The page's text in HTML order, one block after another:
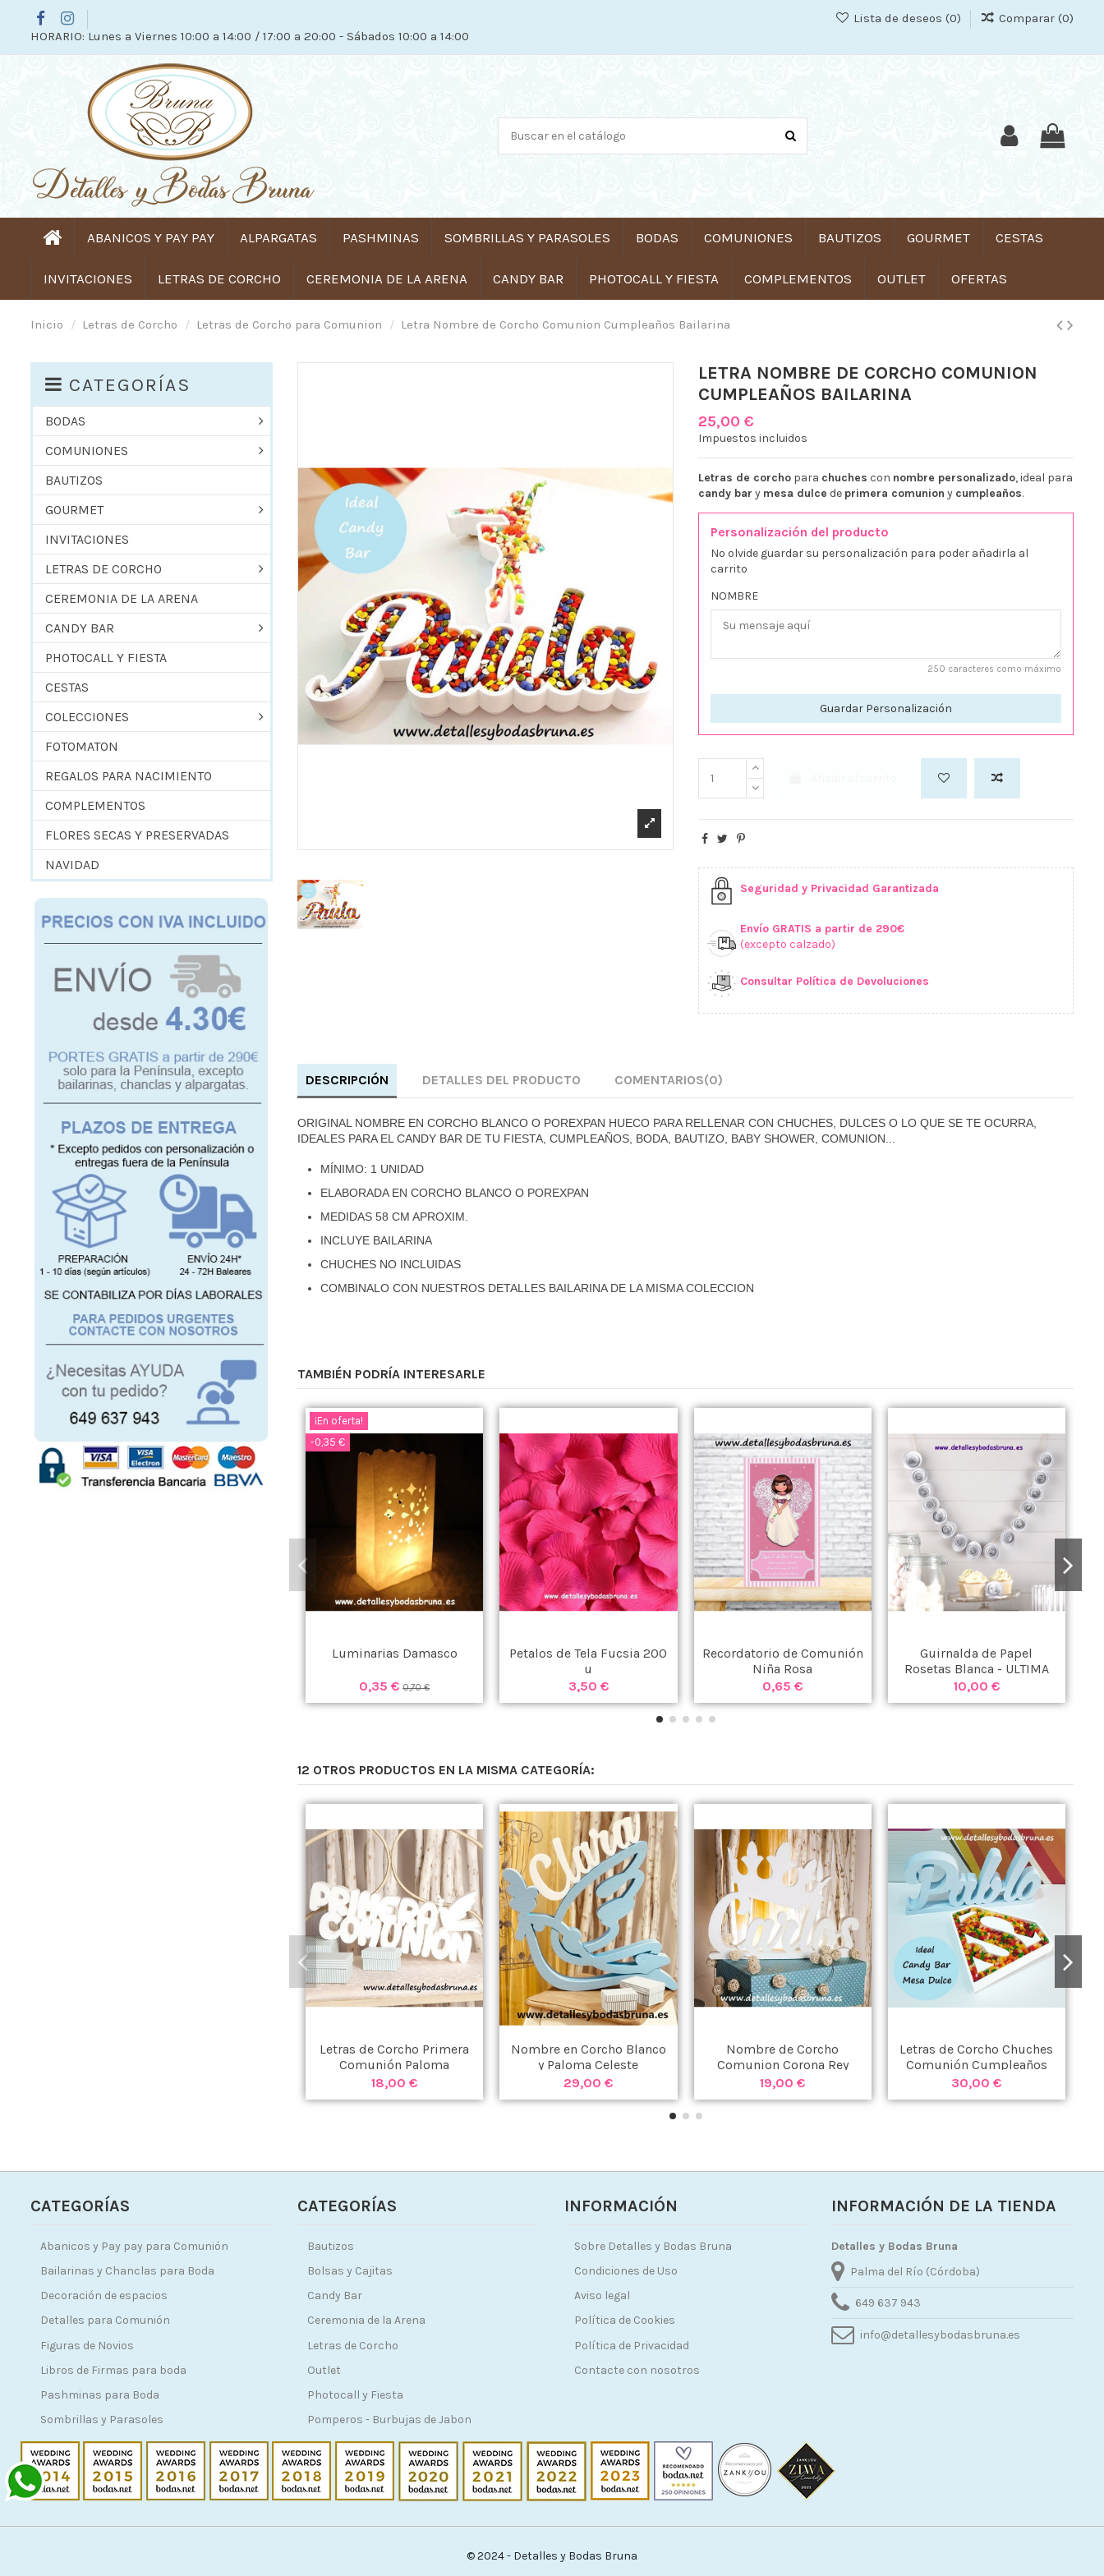
HORARIO: Lunes a Viernes 10:00 a 14:00 / 17:00 a 20:00 - Sábados 10:00 a 14:00
Lista de deseos (0) Comparar (0)
ABANICOS Y PAY PAY ALPARGATAS PASHMINAS SOMBRILLAS Y PARASOLES BODAS COMUNIONES BAUTIZOS GOURMET CESTAS
INVITACIONES LETRAS DE CORCHO CEREMONIA DE LA ARENA CANDY BAR PHOTOCALL Y FIESTA COMPLEMENTOS OUTLET OFERTAS
Inicio Letras de Corcho Letras de Corcho para Comunion Letra Nombre de Corcho Comunion Cumpleaños Bailarina
LETRA NOMBRE DE CORCHO COMUNION
CUMPLEAÑOS BAILARINA
25,00 €
Impuestos incluidos
Letras de corchopara chuches con nombre personalizado, ideal para
candy bar y mesa dulce de primera comunion y cumpleaños.
Personalización del producto
No olvide guardar su personalización para poder añadirla al
carrito
NOMBRE
250 caracteres como máximo
Guardar Personalización
Seguridad y Privacidad Garantizada
Envío GRATIS a partir de 290€
(excepto calzado)
Consultar Política de Devoluciones
DESCRIPCIÓN DETALLES DEL PRODUCTO COMENTARIOS(0)
ORIGINAL NOMBRE EN CORCHO BLANCO O POREXPAN HUECO PARA RELLENAR CON CHUCHES, DULCES O LO QUE SE TE OCURRA,
IDEALES PARA EL CANDY BAR DE TU FIESTA, CUMPLEAÑOS, BODA, BAUTIZO, BABY SHOWER, COMUNION...
MÍNIMO: 1 UNIDAD
ELABORADA EN CORCHO BLANCO O POREXPAN
MEDIDAS 58 CM APROXIM.
INCLUYE BAILARINA
CHUCHES NO INCLUIDAS
COMBINALO CON NUESTROS DETALLES BAILARINA DE LA MISMA COLECCION
TAMBIÉN PODRÍA INTERESARLE
¡En oferta!
-0,35 €
Luminarias Damasco
0,35 €0,70 €
Petalos de Tela Fucsia 200
u
3,50 €
Recordatorio de Comunión
Niña Rosa
0,65 €
Guirnalda de Papel
Rosetas Blanca - ULTIMA
UNIDAD -
10,00 €
12 OTROS PRODUCTOS EN LA MISMA CATEGORÍA:
Letras de Corcho Primera
Comunión Paloma
18,00 €
Nombre en Corcho Blanco
y Paloma Celeste
29,00 €
Nombre de Corcho
Comunion Corona Rey
19,00 €
Letras de Corcho Chuches
Comunión Cumpleaños
Superman
30,00 €
CATEGORÍAS
BODAS
COMUNIONES
BAUTIZOS
GOURMET
INVITACIONES
LETRAS DE CORCHO
CEREMONIA DE LA ARENA
CANDY BAR
PHOTOCALL Y FIESTA
CESTAS
COLECCIONES
FOTOMATON
REGALOS PARA NACIMIENTO
COMPLEMENTOS
FLORES SECAS Y PRESERVADAS
NAVIDAD
CATEGORÍAS
Abanicos y Pay pay para Comunión
Bailarinas y Chanclas para Boda
Decoración de espacios
Detalles para Comunión
Figuras de Novios
Libros de Firmas para boda
Pashminas para Boda
Sombrillas y Parasoles
CATEGORÍAS
Bautizos
Bolsas y Cajitas
Candy Bar
Ceremonia de la Arena
Letras de Corcho
Outlet
Photocall y Fiesta
Pomperos - Burbujas de Jabon
INFORMACIÓN
Sobre Detalles y Bodas Bruna
Condiciones de Uso
Aviso legal
Política de Cookies
Política de Privacidad
Contacte con nosotros
INFORMACIÓN DE LA TIENDA
Detalles y Bodas Bruna
Palma del Río (Córdoba)
649 637 943
info@detallesybodasbruna.es
© 2024 - Detalles y Bodas Bruna